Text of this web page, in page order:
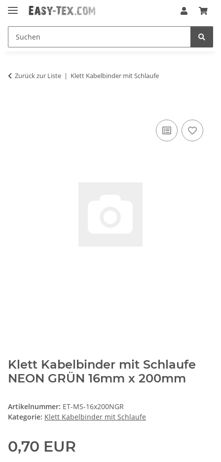
Zurück zur Liste Klett Kabelbinder mit Schlaufe
Klett Kabelbinder mit Schlaufe
NEON GRÜN 16mm x 200mm
Artikelnummer: ET-MS-16x200NGR
Kategorie: Klett Kabelbinder mit Schlaufe
0,70 EUR